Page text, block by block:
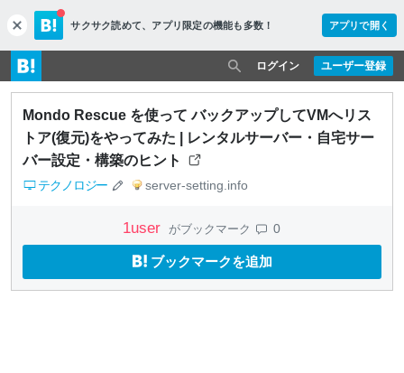
c
l
o
s
e
サクサク読めて、 アプリ限定の機能も多数！ アプリで開く
ユーザー登録
ログイン
Mondo Rescue を使って バックアップしてVMへリス
トア(復元)をやってみた | レンタルサーバー・自宅サー
バー設定・構築のヒント
テクノロジー server-setting.info
1user がブックマーク 0
ブックマークを追加